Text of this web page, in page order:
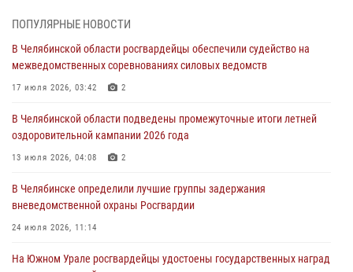
На Южном Урале спецназ Росгвардии провел военно-полевые
Росгвардейцы задержали трёх магазинных воров в Челябинске
На Южном Урале сотрудники Росгвардии задержали
подозреваемого в совершении убийства
В Челябинской области росгвардейцами по горячим следам
задержан подозреваемый в грабеже
ПОПУЛЯРНЫЕ НОВОСТИ
В Челябинской области росгвардейцы обеспечили судейство на
межведомственных соревнованиях силовых ведомств
17 июля 2026, 03:42 2
В Челябинской области подведены промежуточные итоги летней
оздоровительной кампании 2026 года
13 июля 2026, 04:08 2
В Челябинске определили лучшие группы задержания
вневедомственной охраны Росгвардии
24 июля 2026, 11:14
На Южном Урале росгвардейцы удостоены государственных наград